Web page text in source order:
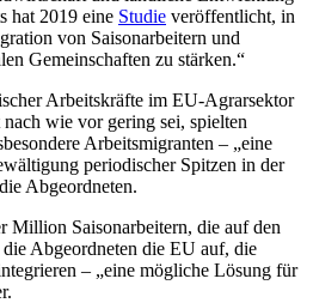
hat 2019 eine Studie veröffentlicht, in
von Saisonarbeitern und
Gemeinschaften zu stärken.“
Arbeitskräfte im EU-Agrarsektor
wie vor gering sei, spielten
Arbeitsmigranten – „eine
periodischer Spitzen in der
Abgeordneten.
Million Saisonarbeitern, die auf den
Abgeordneten die EU auf, die
– „eine mögliche Lösung für